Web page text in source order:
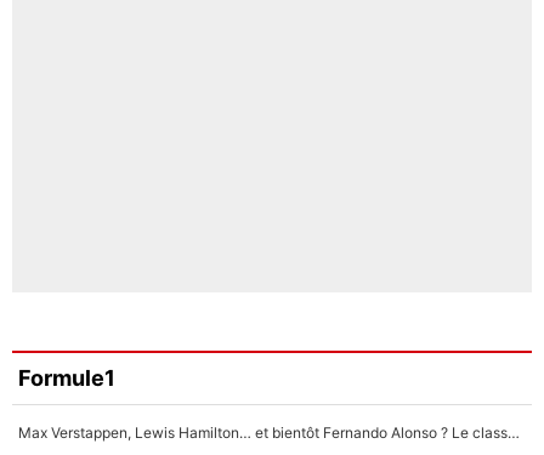
Formule1
Max Verstappen, Lewis Hamilton… et bientôt Fernando Alonso ? Le classement des pilotes les mieux payés en Formule 1 risque de changer !